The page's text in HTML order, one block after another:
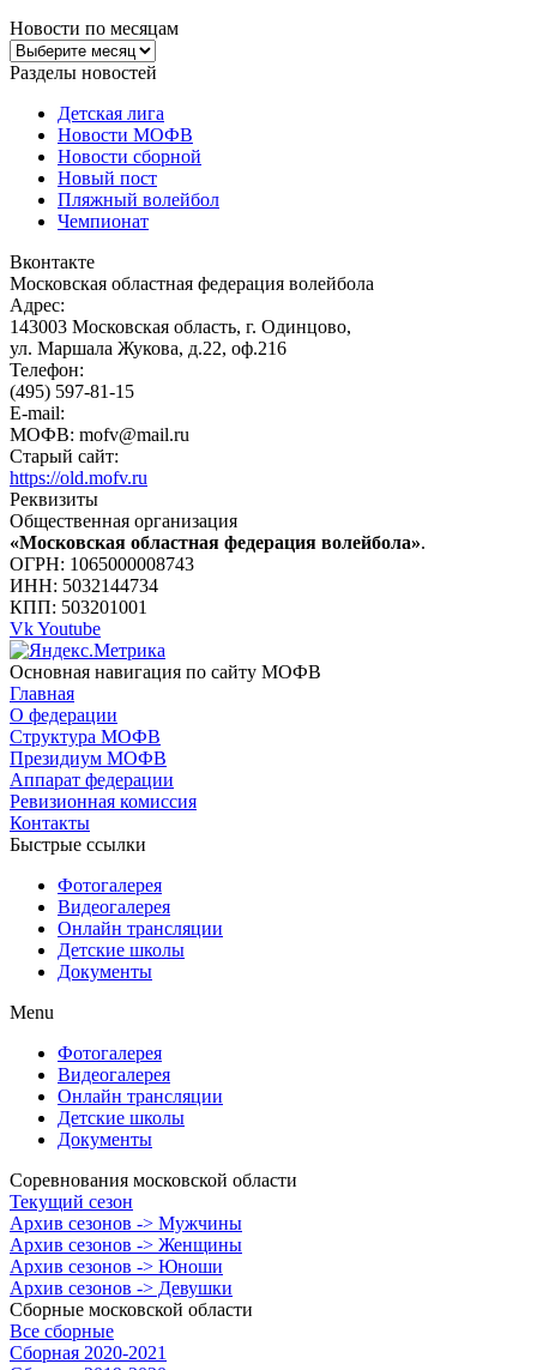
Новости по месяцам
Новости
по
Разделы новостей
Детская лига
Новости МОФВ
Новости сборной
Новый пост
Пляжный волейбол
Чемпионат
Вконтакте
Московская областная федерация волейбола
Адрес:
143003 Московская область, г. Одинцово,
ул. Маршала Жукова, д.22, оф.216
Телефон:
(495) 597-81-15
E-mail:
МОФВ: mofv@mail.ru
Старый сайт:
https://old.mofv.ru
Реквизиты
Общественная организация
«Московская областная федерация волейбола».
ОГРН: 1065000008743
ИНН: 5032144734
КПП: 503201001
VkYoutube
Основная навигация по сайту МОФВ
Главная
О федерации
Структура МОФВ
Президиум МОФВ
Аппарат федерации
Ревизионная комиссия
Контакты
Быстрые ссылки
Фотогалерея
Видеогалерея
Онлайн трансляции
Детские школы
Документы
Menu
Фотогалерея
Видеогалерея
Онлайн трансляции
Детские школы
Документы
Соревнования московской области
Текущий сезон
Архив сезонов -> Мужчины
Архив сезонов -> Женщины
Архив сезонов -> Юноши
Архив сезонов -> Девушки
Сборные московской области
Все сборные
Сборная 2020-2021